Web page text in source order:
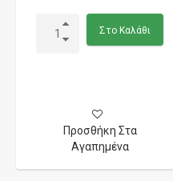
Στο Καλάθι
Προσθήκη Στα
Αγαπημένα